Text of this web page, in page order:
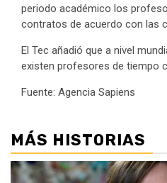
periodo académico los
contratos de acuerdo con las
El Tec añadió que a nivel
existen profesores de tiempo
Fuente: Agencia Sapiens
MÁS HISTORIAS